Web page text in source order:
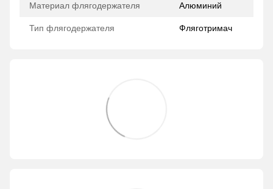
Материал флягодержателя Алюминий
Тип флягодержателя Фляготримач